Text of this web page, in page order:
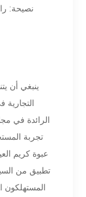
نصيحة:
ينبغي أن
الرائدة في
تجربة
عبوة كريم
تطبيق من
المستهلكون